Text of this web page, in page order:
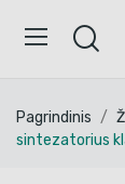
Pagrindinis
sintezatorius